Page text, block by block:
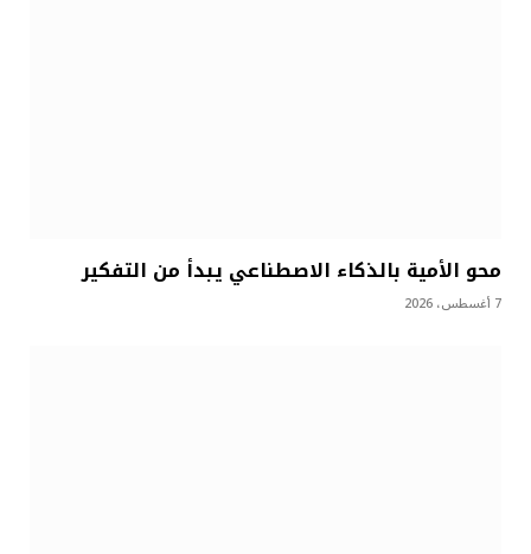
محو الأمية بالذكاء الاصطناعي يبدأ من التفكير
7 أغسطس، 2026